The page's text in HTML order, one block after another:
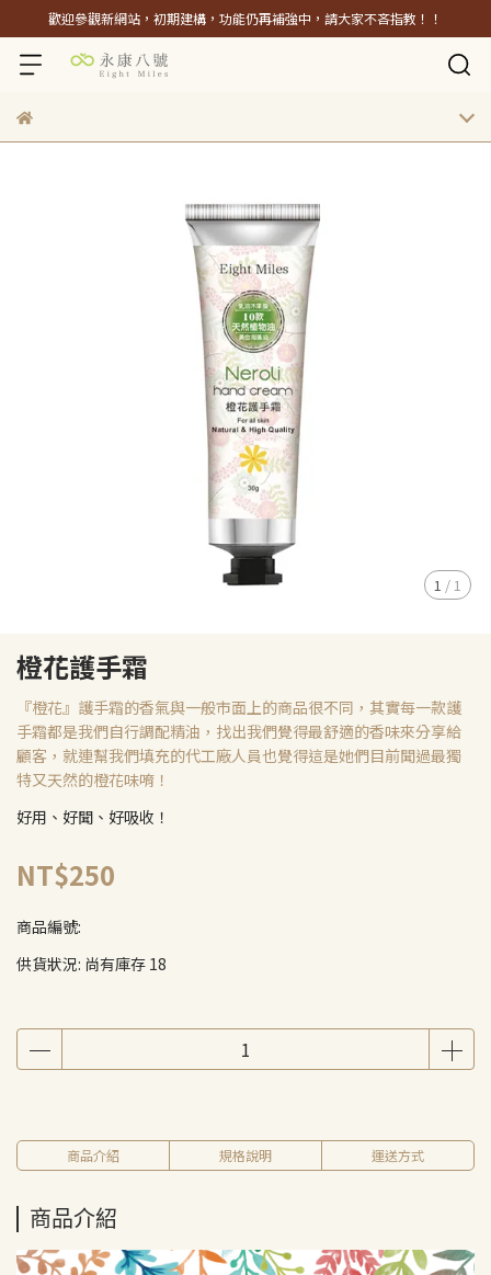
歡迎參觀新網站，初期建構，功能仍再補強中，請大家不吝指教！！
1 / 1
橙花護手霜
『橙花』護手霜的香氣與一般市面上的商品很不同，其實每一款護
手霜都是我們自行調配精油，找出我們覺得最舒適的香味來分享給
顧客，就連幫我們填充的代工廠人員也覺得這是她們目前聞過最獨
特又天然的橙花味唷！
好用、好聞、好吸收！
NT$250
商品編號:
供貨狀況: 尚有庫存 18
商品介紹 規格說明 運送方式
商品介紹